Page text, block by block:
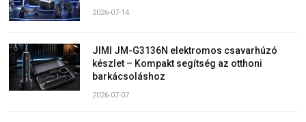
2026-07-14
JIMI JM-G3136N elektromos csavarhúzó
készlet – Kompakt segítség az otthoni
barkácsoláshoz
2026-07-07